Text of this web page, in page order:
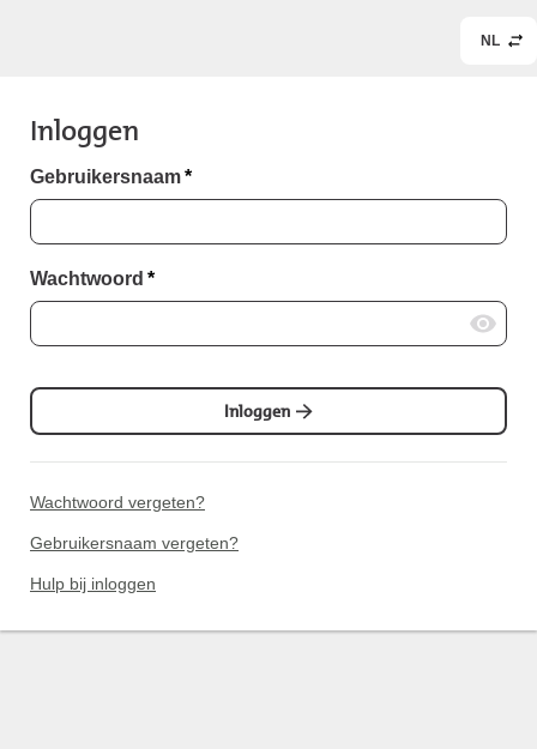
NL
Inloggen
Gebruikersnaam*
Wachtwoord *
Inloggen
Wachtwoord vergeten?
Gebruikersnaam vergeten?
Hulp bij inloggen